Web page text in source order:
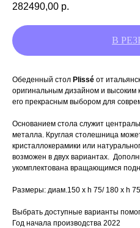
282490,00 р.
Обеденный стол Plissé от
оригинальным дизайном и высоким
его прекрасным выбором для
Основанием стола служит
металла. Круглая столешница
кристаллокерамики или
возможен в двух вариантах.
укомплектована вращающимся
Размеры: диам.150 х h 75/ 180 х h 75
Выбрать доступные варианты
Год начала производства 2022